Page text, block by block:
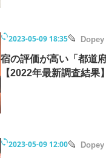
2023-05-09 18:35 Dopey
宿の評価が高い「都道
【2022年最新調査結果】
2023-05-09 12:00 Dopey